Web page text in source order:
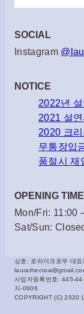
색
SOCIAL
Instagram
NOTICE
2022년
2021 설
2020 크
무통장입
품절시 재
OPENING
Mon/Fri: 11:00
Sat/Sun:
상호: 로라더크로우 대
사업자등록번호: 445-
지-0606
COPYRIGHT (C) 2020